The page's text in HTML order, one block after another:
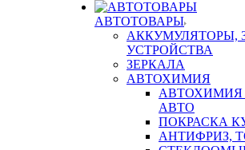
АВТОТОВАРЫ
АККУМУЛЯТОРЫ,
УСТРОЙСТВА
ЗЕРКАЛА
АВТОХИМИЯ
АВТОХИМИЯ
АВТО
ПОКРАСКА
АНТИФРИЗ,